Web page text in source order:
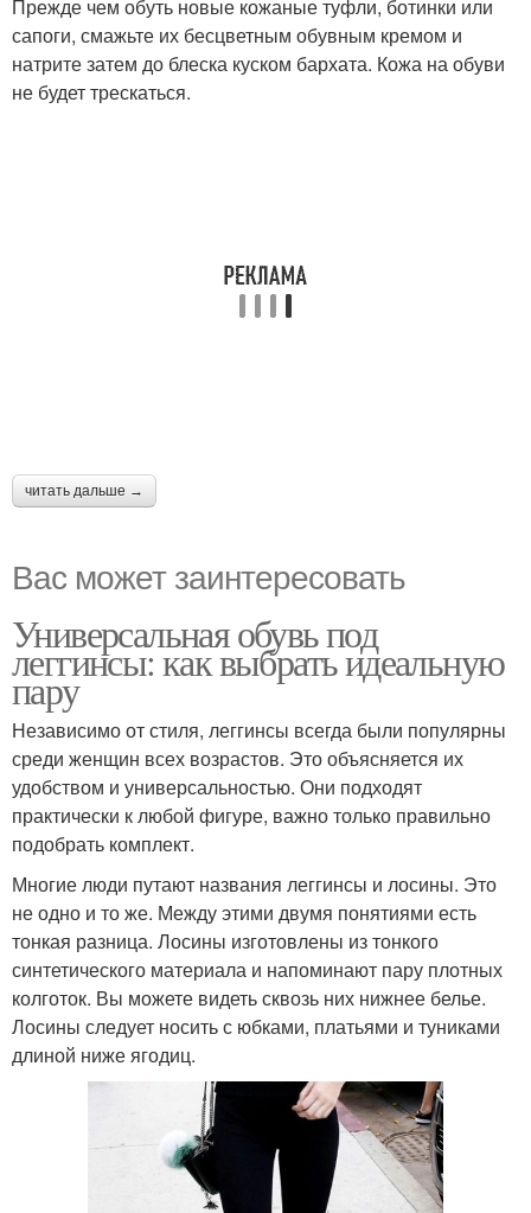
Прежде чем обуть новые кожаные туфли, ботинки или
сапоги, смажьте их бесцветным обувным кремом и
натрите затем до блеска куском бархата. Кожа на обуви
не будет трескаться.
читать дальше →
Вас может заинтересовать
Универсальная обувь под
леггинсы: как выбрать идеальную
пару
Независимо от стиля, леггинсы всегда были популярны
среди женщин всех возрастов. Это объясняется их
удобством и универсальностью. Они подходят
практически к любой фигуре, важно только правильно
подобрать комплект.
Многие люди путают названия леггинсы и лосины. Это
не одно и то же. Между этими двумя понятиями есть
тонкая разница. Лосины изготовлены из тонкого
синтетического материала и напоминают пару плотных
колготок. Вы можете видеть сквозь них нижнее белье.
Лосины следует носить с юбками, платьями и туниками
длиной ниже ягодиц.